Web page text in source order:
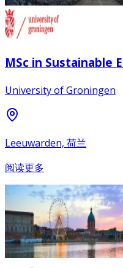
MSc in Sustainable
University of Groningen
Leeuwarden, 荷兰
阅读更多